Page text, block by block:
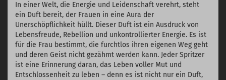
In einer Welt, die Energie und Leidenschaft verehrt, steht
ein Duft bereit, der Frauen in eine Aura der
Unerschöpflichkeit hüllt. Dieser Duft ist ein Ausdruck von
Lebensfreude, Rebellion und unkontrollierter Energie. Es ist
für die Frau bestimmt, die furchtlos ihren eigenen Weg geht
und deren Geist nicht gezähmt werden kann. Jeder Spritzer
ist eine Erinnerung daran, das Leben voller Mut und
Entschlossenheit zu leben – denn es ist nicht nur ein Duft,